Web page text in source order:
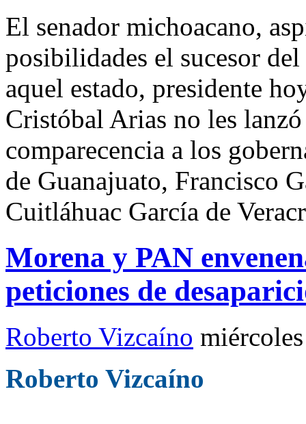
El senador michoacano,
posibilidades el sucesor
aquel estado, presidente
Cristóbal Arias no les
comparecencia a los
de Guanajuato, Francisco
Cuitláhuac García de
Morena y PAN
peticiones de
Roberto Vizcaíno
Roberto Vizcaíno